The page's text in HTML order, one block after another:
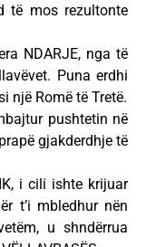
të mos rezultonte
NDARJE, nga të
Puna erdhi
një Romë të Tretë.
pushtetin në
gjakderdhje të
i cili ishte krijuar
t’i mbledhur nën
u shndërrua